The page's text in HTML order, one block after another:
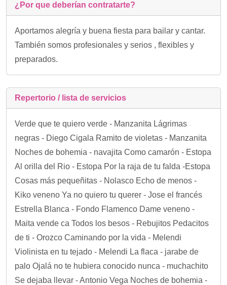
¿Por que deberían contratarte?
Aportamos alegría y buena fiesta para bailar y cantar.
También somos profesionales y serios , flexibles y
preparados.
Repertorio / lista de servicios
Verde que te quiero verde - Manzanita Lágrimas
negras - Diego Cigala Ramito de violetas - Manzanita
Noches de bohemia - navajita Como camarón - Estopa
Al orilla del Rio - Estopa Por la raja de tu falda -Estopa
Cosas más pequeñitas - Nolasco Echo de menos -
Kiko veneno Ya no quiero tu querer - Jose el francés
Estrella Blanca - Fondo Flamenco Dame veneno -
Maita vende ca Todos los besos - Rebujitos Pedacitos
de ti - Orozco Caminando por la vida - Melendi
Violinista en tu tejado - Melendi La flaca - jarabe de
palo Ojalá no te hubiera conocido nunca - muchachito
Se dejaba llevar - Antonio Vega Noches de bohemia -